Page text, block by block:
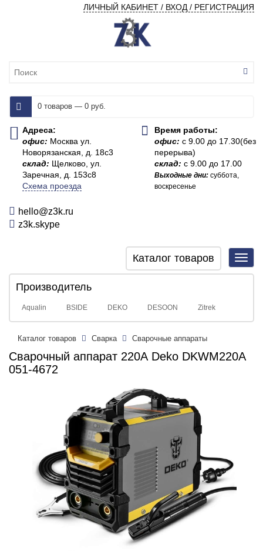
ЛИЧНЫЙ КАБИНЕТ / ВХОД / РЕГИСТРАЦИЯ
0 товаров — 0 руб.
Адреса:
офис: Москва ул.
Новорязанская, д. 18с3
склад: Щелково, ул.
Заречная, д. 153с8
Схема проезда
Время работы:
офис:с 9.00 до 17.30(без
перерыва)
склад:с 9.00 до 17.00
Выходные дни:суббота,
воскресенье
hello@z3k.ru
z3k.skype
Каталог товаров
Производитель
Aqualin BSIDE DEKO DESOON Zitrek
Каталог товаров Сварка Сварочные аппараты
Сварочный аппарат 220А Deko DKWM220A
051-4672